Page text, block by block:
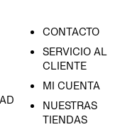
CONTACTO
SERVICIO AL
CLIENTE
MI CUENTA
NUESTRAS
TIENDAS